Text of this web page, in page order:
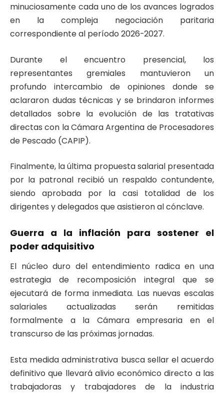
minuciosamente cada uno de los avances logrados
en la compleja negociación paritaria
correspondiente al período 2026-2027.
Durante el encuentro presencial, los
representantes gremiales mantuvieron un
profundo intercambio de opiniones donde se
aclararon dudas técnicas y se brindaron informes
detallados sobre la evolución de las tratativas
directas con la Cámara Argentina de Procesadores
de Pescado (CAPIP).
Finalmente, la última propuesta salarial presentada
por la patronal recibió un respaldo contundente,
siendo aprobada por la casi totalidad de los
dirigentes y delegados que asistieron al cónclave.
Guerra a la inflación para sostener el
poder adquisitivo
El núcleo duro del entendimiento radica en una
estrategia de recomposición integral que se
ejecutará de forma inmediata. Las nuevas escalas
salariales actualizadas serán remitidas
formalmente a la Cámara empresaria en el
transcurso de las próximas jornadas.
Esta medida administrativa busca sellar el acuerdo
definitivo que llevará alivio económico directo a las
trabajadoras y trabajadores de la industria